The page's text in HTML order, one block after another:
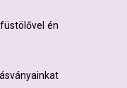
én